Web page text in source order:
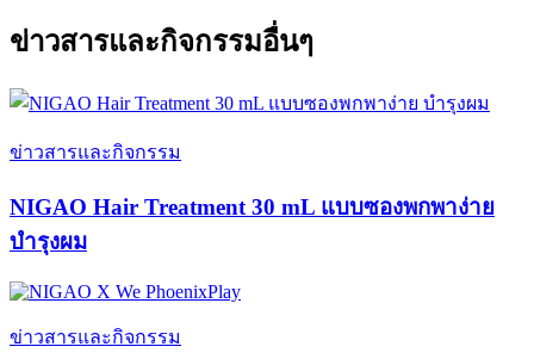
ข่าวสารและกิจกรรมอื่นๆ
ข่าวสารและกิจกรรม
NIGAO Hair Treatment 30 mL แบบซองพกพาง่าย
บำรุงผม
Play
ข่าวสารและกิจกรรม